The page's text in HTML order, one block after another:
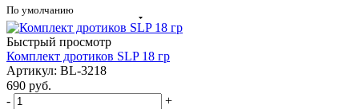
По умолчанию
Быстрый просмотр
Комплект дротиков SLP 18 гр
Артикул: BL-3218
690 руб.
-
+